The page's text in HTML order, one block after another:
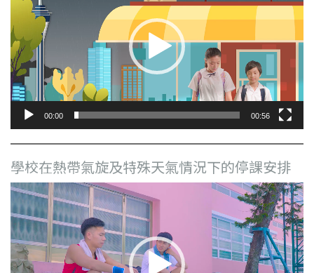
放
器
00:00 00:56
學校在熱帶氣旋及特殊天氣情況下的停課安排
視
訊
播
放
器